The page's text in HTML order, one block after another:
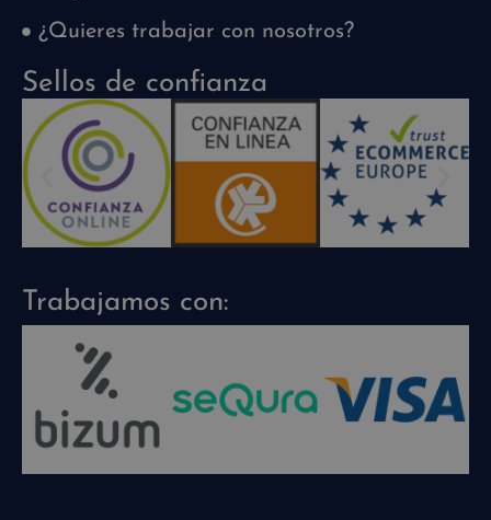
¿Quieres trabajar con nosotros?
Sellos de confianza
Trabajamos con: